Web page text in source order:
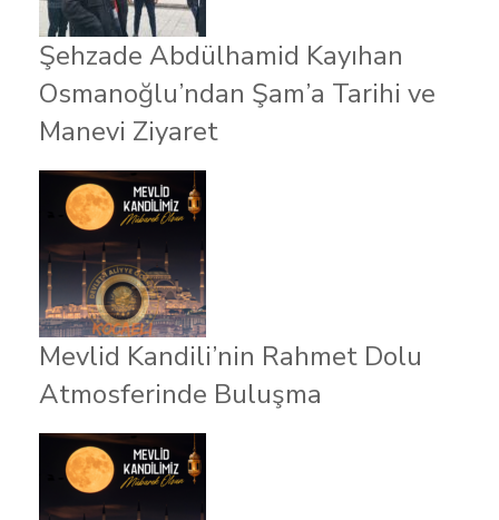
Şehzade Abdülhamid Kayıhan
Osmanoğlu’ndan Şam’a Tarihi ve
Manevi Ziyaret
Mevlid Kandili’nin Rahmet Dolu
Atmosferinde Buluşma